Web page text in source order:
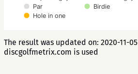
Par
Birdie
Hole in one
The result was updated on: 2020-11-05
discgolfmetrix.com is used